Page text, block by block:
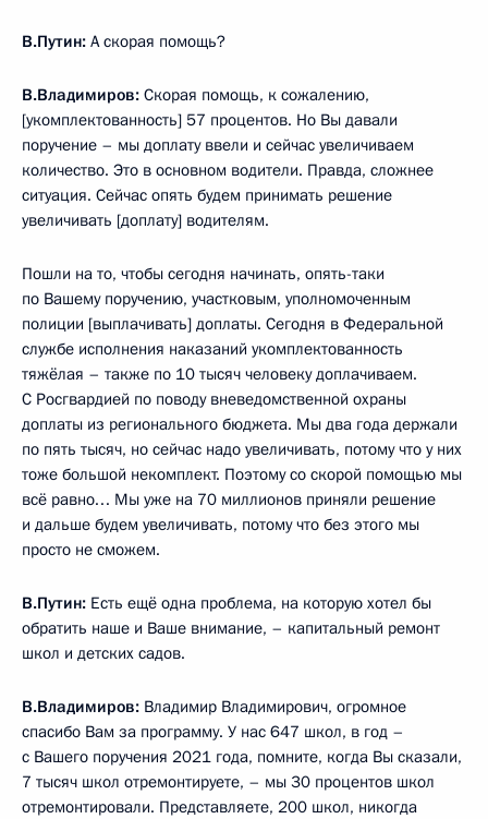
В.Путин: А скорая помощь?
В.Владимиров: Скорая помощь, к сожалению,
[укомплектованность] 57 процентов. Но Вы давали
поручение – мы доплату ввели и сейчас увеличиваем
количество. Это в основном водители. Правда, сложнее
ситуация. Сейчас опять будем принимать решение
увеличивать [доплату] водителям.
Пошли на то, чтобы сегодня начинать, опять-таки
по Вашему поручению, участковым, уполномоченным
полиции [выплачивать] доплаты. Сегодня в Федеральной
службе исполнения наказаний укомплектованность
тяжёлая – также по 10 тысяч человеку доплачиваем.
С Росгвардией по поводу вневедомственной охраны
доплаты из регионального бюджета. Мы два года держали
по пять тысяч, но сейчас надо увеличивать, потому что у них
тоже большой некомплект. Поэтому со скорой помощью мы
всё равно… Мы уже на 70 миллионов приняли решение
и дальше будем увеличивать, потому что без этого мы
просто не сможем.
В.Путин: Есть ещё одна проблема, на которую хотел бы
обратить наше и Ваше внимание, – капитальный ремонт
школ и детских садов.
В.Владимиров: Владимир Владимирович, огромное
спасибо Вам за программу. У нас 647 школ, в год –
с Вашего поручения 2021 года, помните, когда Вы сказали,
7 тысяч школ отремонтируете, – мы 30 процентов школ
отремонтировали. Представляете, 200 школ, никогда